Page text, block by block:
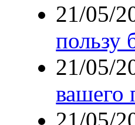
21/05/
пользу
21/05/
вашего
21/05/